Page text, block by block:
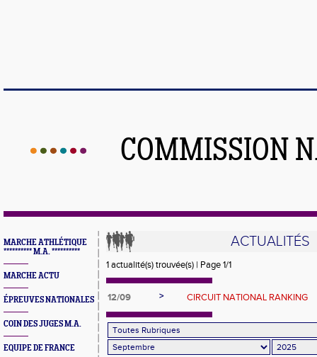
COMMISSION
MARCHE ATHLÉTIQUE
********** M.A. **********
MARCHE ACTU
ÉPREUVES NATIONALES
COIN DES JUGES M.A.
EQUIPE DE FRANCE
ACTUALITÉS
1 actualité(s) trouvée(s) | Page 1/1
12/09 > CIRCUIT NATIONAL RANKING